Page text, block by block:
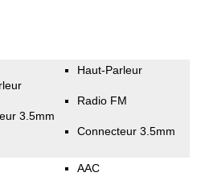
3.5mm
Haut-Parleur
Radio FM
Connecteur 3.5mm
AAC